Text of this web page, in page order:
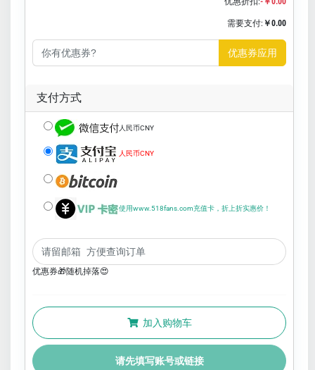
需要支付: ￥0.00
优惠券应用
支付方式
人民币CNY
人民币CNY
使用www.518fans.com充值卡，折上折实惠价！
优惠券🎁随机掉落😍
加入购物车
请先填写账号或链接